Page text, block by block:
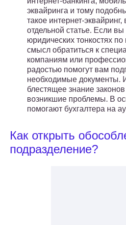
эквайринга и тому
такое интернет-
отдельной статье. Если
юридических тонкостях
смысл обратиться к
компаниям или
радостью помогут вам
необходимые документы.
блестящее знание
возникшие проблемы. В
помогают бухгалтера на
Как открыть
подразделение?